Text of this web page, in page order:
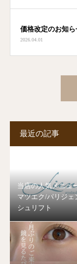
価格改定のお知ら
2026.04.01
最近の記事
当店の人気メニュ
マツエク/パリジェ
シュリフト